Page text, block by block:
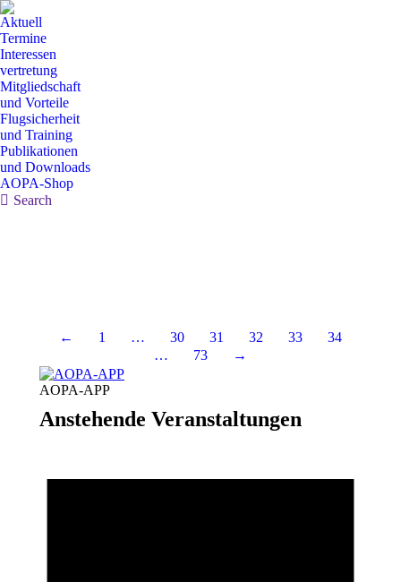
Aktuell
Termine
Interessen
vertretung
Mitgliedschaft
und Vorteile
Flugsicherheit
und Training
Publikationen
und Downloads
AOPA-Shop
Search:
Search
← 1 … 30 31 32 33
34
…
73 →
AOPA-APP
Anstehende Veranstaltungen